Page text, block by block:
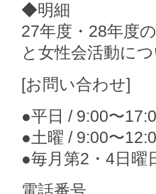
◆明細
27年度・28年度
と女性会活動に
[お問い合わせ]
●平日 / 9:00〜
●土曜 / 9:00〜
●毎月第2・4日曜